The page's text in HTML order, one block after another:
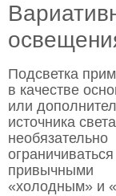
Подсветка
в качестве
или
источника
необязательно
ограничиваться
привычными
«холодным» и